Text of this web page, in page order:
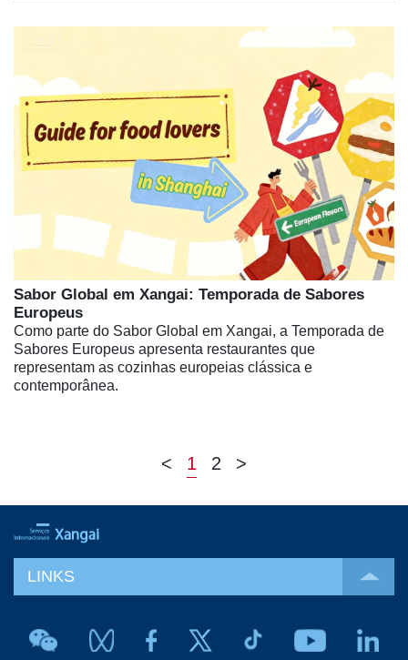
Sabor Global em Xangai: Temporada de Sabores
Europeus
Como parte do Sabor Global em Xangai, a Temporada de
Sabores Europeus apresenta restaurantes que
representam as cozinhas europeias clássica e
contemporânea.
< 1 2 >
LINKS